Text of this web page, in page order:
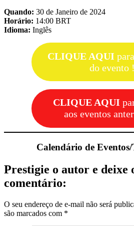
Quando: 30 de Janeiro de 2024
Horário: 14:00 BRT
Idioma: Inglês
CLIQUE AQUI
do evento !
CLIQUE AQUI
aos eventos
Calendário de
Prestigie o autor e deixe
comentário:
O seu endereço de e-mail não será
são marcados com *